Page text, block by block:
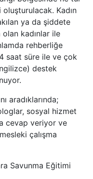
Kadın
ya da şiddete
olan kadınlar ile
rehberliğe
saat süre ile ve çok
destek
aradıklarında;
sosyal hizmet
cevap veriyor ve
çalışma
Savunma Eğitimi